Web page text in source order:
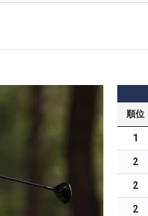
順位
1
2
2
2